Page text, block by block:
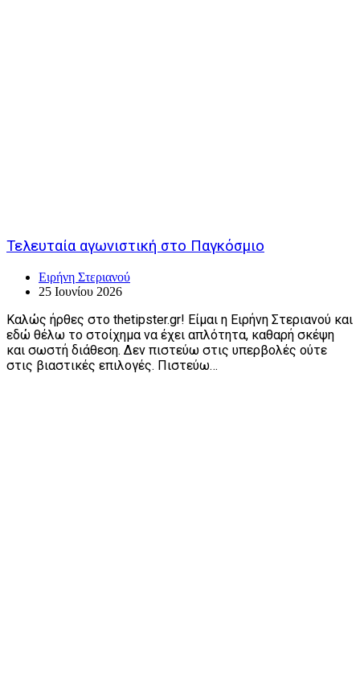
Τελευταία αγωνιστική στο Παγκόσμιο
Ειρήνη Στεριανού
25 Ιουνίου 2026
Καλώς ήρθες στο thetipster.gr! Είμαι η Ειρήνη Στεριανού και
εδώ θέλω το στοίχημα να έχει απλότητα, καθαρή σκέψη
και σωστή διάθεση. Δεν πιστεύω στις υπερβολές ούτε
στις βιαστικές επιλογές. Πιστεύω…